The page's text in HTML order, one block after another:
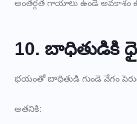
అంతర్గత గాయాలు ఉండే అవకాశం
10. బాధితుడికి
భయంతో బాధితుడి గుండె వేగం
అతనికి: